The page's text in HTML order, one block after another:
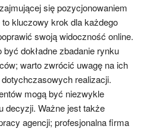
się pozycjonowaniem
kluczowy krok dla każdego
swoją widoczność online.
dokładne zbadanie rynku
warto zwrócić uwagę na ich
realizacji.
mogą być niezwykle
decyzji. Ważne jest także
agencji; profesjonalna firma